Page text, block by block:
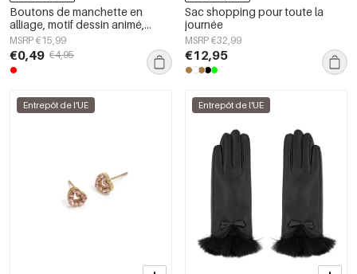
Boutons de manchette en
alliage, motif dessin animé,
collection Noël décontractée et
simple, bijoux pour femmes
MSRP €15,99
€0,49 €4,95
Sac shopping pour toute la
journée
MSRP €32,99
€12,95
Entrepôt de l'UE Entrepôt de l'UE